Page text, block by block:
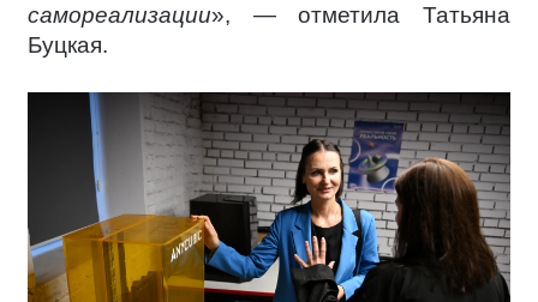
самореализации», — отметила Татьяна
Буцкая.